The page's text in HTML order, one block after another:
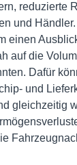
reduzierte
und
einen
auf die
Dafür
und
gleichzeitig